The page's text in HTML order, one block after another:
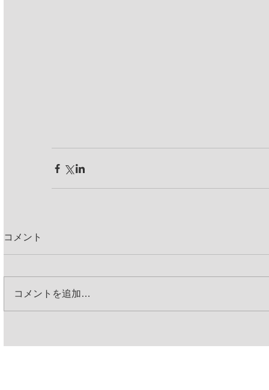
コメント
コメントを追加…